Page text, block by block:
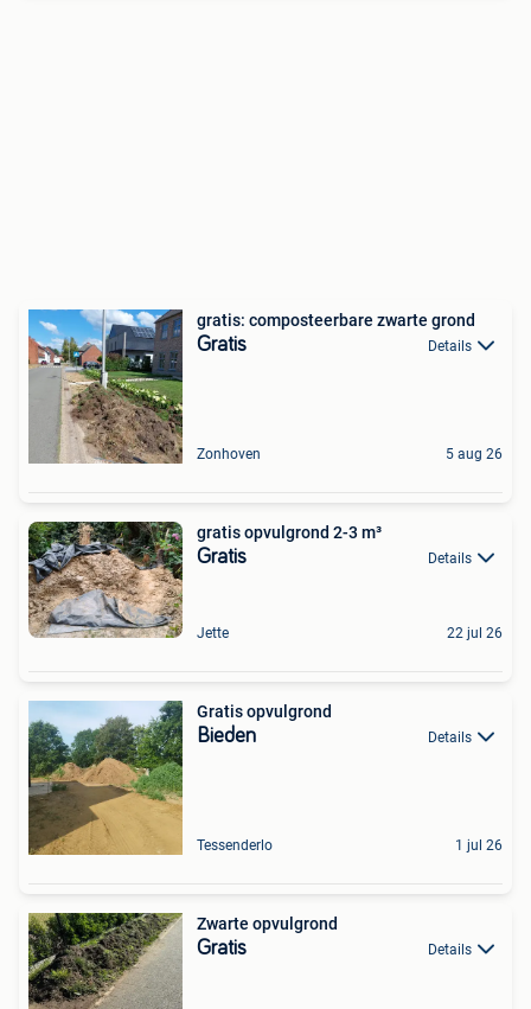
gratis: composteerbare zwarte grond
Gratis Details
Zonhoven 5 aug 26
gratis opvulgrond 2-3 m³
Gratis Details
Jette 22 jul 26
Gratis opvulgrond
Bieden Details
Tessenderlo 1 jul 26
Zwarte opvulgrond
Gratis Details